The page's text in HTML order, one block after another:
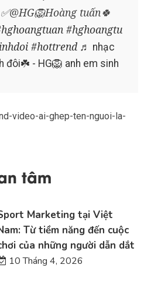
tuấn🍀
#hghoangtu
#hottrend ♬ nhạc
đôi☘️ - HG🦁 anh em sinh
video-ai-ghep-ten-nguoi-la-
tâm
Marketing tại Việt
Từ tiềm năng đến cuộc
của những người dẫn dắt
10 Tháng 4, 2026